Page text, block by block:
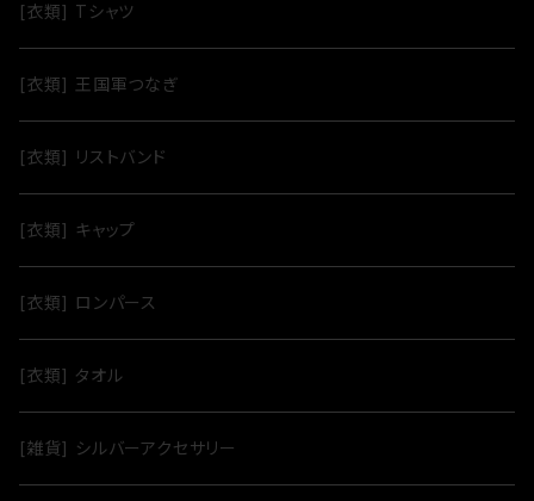
[衣類] Tシャツ
[衣類] 王国軍つなぎ
[衣類] リストバンド
[衣類] キャップ
[衣類] ロンパース
[衣類] タオル
[雑貨] シルバーアクセサリー